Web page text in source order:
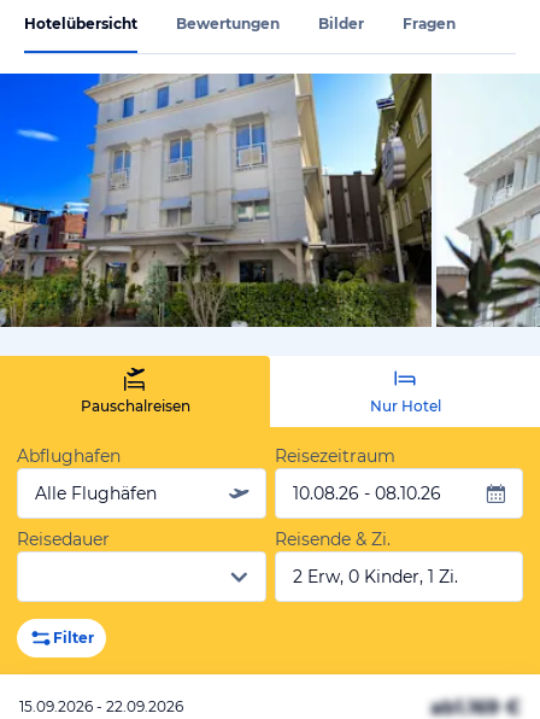
Hotelübersicht Bewertungen Bilder Fragen
von
Pauschalreisen Nur Hotel
Abflughafen
Alle Flughäfen
Reisezeitraum
10.08.26 - 08.10.26
Reisedauer
Reisende & Zi.
2 Erw, 0 Kinder, 1 Zi.
Filter
15.09.2026 - 22.09.2026
ab1.169 €